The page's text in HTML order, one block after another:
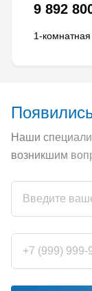
9 892
1-комнатная
Наши
возникшим